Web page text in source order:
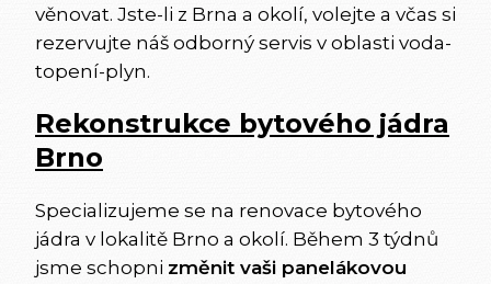
věnovat. Jste-li z Brna a okolí, volejte a včas si
rezervujte náš odborný servis v oblasti voda-
topení-plyn.
Rekonstrukce bytového jádra
Brno
Specializujeme se na renovace bytového
jádra v lokalitě Brno a okolí. Během 3 týdnů
jsme schopni změnit vaši panelákovou